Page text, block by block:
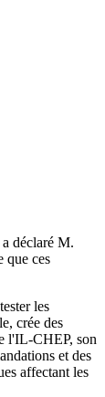
déclaré M.
que ces
les
crée des
l'IL-CHEP, son
et des
affectant les